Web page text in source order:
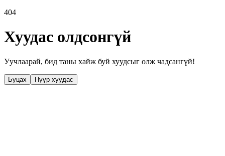
404
Хуудас олдсонгүй
Уучлаарай, бид таны хайж буй хуудсыг олж чадсангүй!
Буцах Нүүр хуудас